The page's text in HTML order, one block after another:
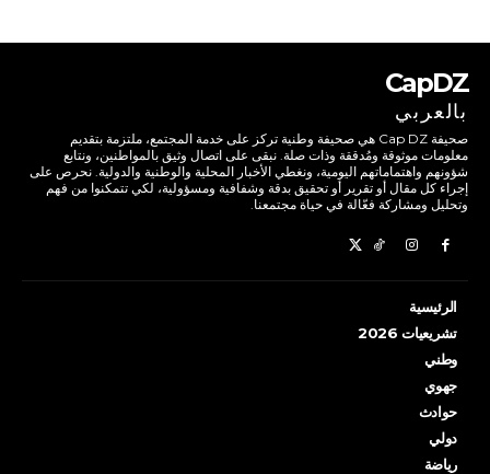
CapDZ
بالعربي
صحيفة Cap DZ هي صحيفة وطنية تركز على خدمة المجتمع، ملتزمة بتقديم
معلومات موثوقة ومُدققة وذات صلة. نبقى على اتصال وثيق بالمواطنين، ونتابع
شؤونهم واهتماماتهم اليومية، ونغطي الأخبار المحلية والوطنية والدولية. نحرص على
إجراء كل مقال أو تقرير أو تحقيق بدقة وشفافية ومسؤولية، لكي تتمكنوا من فهم
وتحليل ومشاركة فعّالة في حياة مجتمعنا.
الرئيسية
تشريعيات 2026
وطني
جهوي
حوادث
دولي
رياضة